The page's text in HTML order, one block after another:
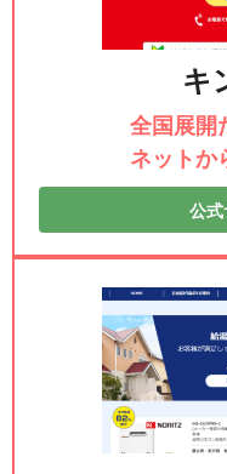
キ
全国展開
ネットか
公